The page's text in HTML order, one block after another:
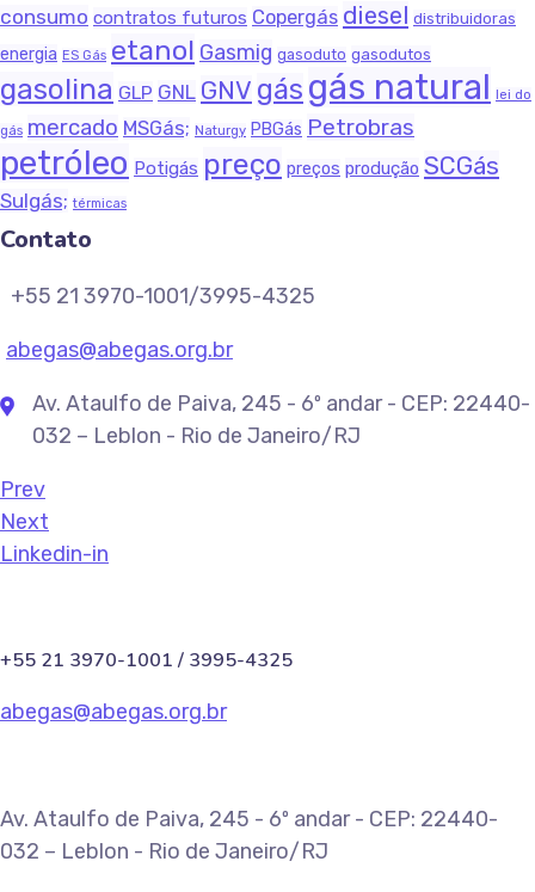
consumo contratos futuros Copergás diesel distribuidoras
energia ES Gás etanol Gasmig gasoduto gasodutos
gasolina GLP GNL GNV gás gás natural lei do
gás mercado MSGás; Naturgy PBGás Petrobras
petróleo Potigás preço preços produção SCGás
Sulgás; térmicas
Contato
+55 21 3970-1001/3995-4325
abegas@abegas.org.br
Av. Ataulfo de Paiva, 245 - 6º andar - CEP: 22440-
032 – Leblon - Rio de Janeiro/RJ
Prev
Next
Linkedin-in
+55 21 3970-1001 / 3995-4325
abegas@abegas.org.br
Av. Ataulfo de Paiva, 245 - 6º andar - CEP: 22440-
032 – Leblon - Rio de Janeiro/RJ